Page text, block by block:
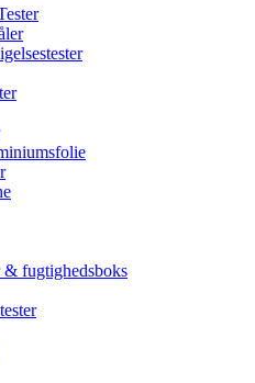
& fugtighedsboks